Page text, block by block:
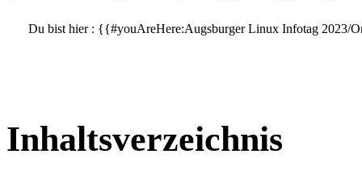
Du bist hier : {{#youAreHere:Augsburger Linux Infotag 2023/
Inhaltsverzeichnis